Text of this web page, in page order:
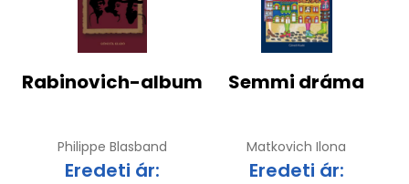
Rabinovich-album
Philippe Blasband
Eredeti ár:
Semmi dráma
Matkovich Ilona
Eredeti ár: